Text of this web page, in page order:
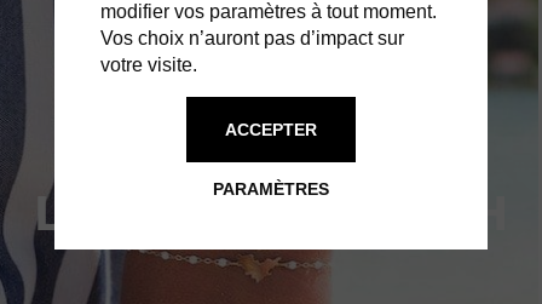
NG CREATION :
L'ILE DE ST-BARTH
modifier vos paramètres à tout moment.
Vos choix n’auront pas d’impact sur
votre visite.
PARAMÈTRES
ACCEPTER